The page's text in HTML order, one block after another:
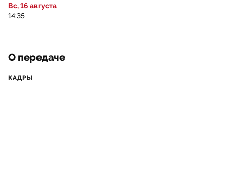
Вс, 16 августа
14:35
О передаче
КАДРЫ